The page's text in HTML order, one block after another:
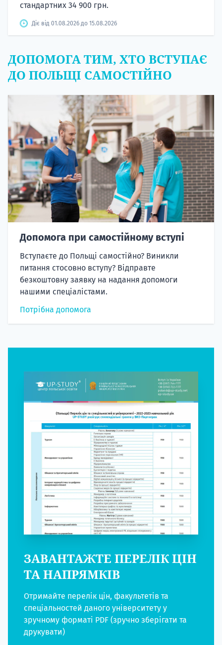
стандартних 34 900 грн.
Діє від 01.08.2026 до 15.08.2026
ДОПОМОГА ТИМ, ХТО ВСТУПАЄ
ДО ПОЛЬЩІ САМОСТІЙНО
Допомога при самостійному вступі
Вступаєте до Польщі самостійно? Виникли
питання стосовно вступу? Відправте
безкоштовну заявку на надання допомоги
нашими спеціалістами.
Потрібна допомога
ЗАВАНТАЖТЕ ПЕРЕЛІК ЦІН
ТА НАПРЯМКІВ
Отримайте перелік цін, факультетів та
спеціальностей даного університету у
зручному форматі PDF (зручно зберігати та
друкувати)